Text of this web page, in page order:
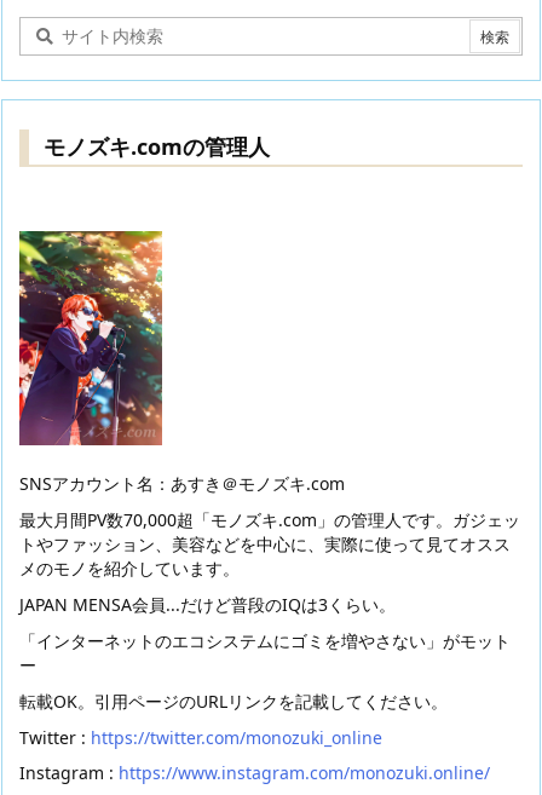
モノズキ.comの管理人
SNSアカウント名：あすき＠モノズキ.com
最大月間PV数70,000超「モノズキ.com」の管理人です。ガジェッ
トやファッション、美容などを中心に、実際に使って見てオスス
メのモノを紹介しています。
JAPAN MENSA会員...だけど普段のIQは3くらい。
「インターネットのエコシステムにゴミを増やさない」がモット
ー
転載OK。引用ページのURLリンクを記載してください。
Twitter : https://twitter.com/monozuki_online
Instagram : https://www.instagram.com/monozuki.online/